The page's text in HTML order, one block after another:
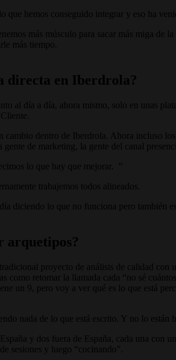
que hemos conseguido integrar y eso ha
más músculo para sacar más miga de
más tiempo.
directa en Iberdrola?
al día a día, ahora mismo, solo en unas
dentro de Iberdrola. Ahora incluso
de marketing, la gente del canal
lo que hay que mejorar.
trabajemos todos alineados.
diciendo lo que no funciona pero también
arquetipos?
proyecto de análisis de calidad
como retomar la llamada cada “no sé
un 9, pero voy a ver qué es lo que está
nada de lo que está escrito. Y no lo están
y dos fuera de España, cada una con
sesiones y luego “cocinando”.